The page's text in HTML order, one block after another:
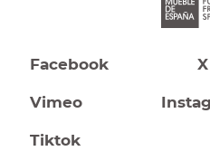
Facebook X
Vimeo
Tiktok